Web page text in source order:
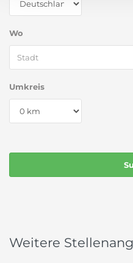
Wo
Umkreis
Weitere